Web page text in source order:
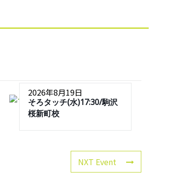
2026年8月19日
そろタッチ(水)17:30/駒沢
桜新町校
NXT Event